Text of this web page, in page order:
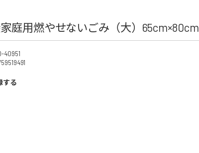
庭用燃やせないごみ（大）65cm×80cm
40951
する